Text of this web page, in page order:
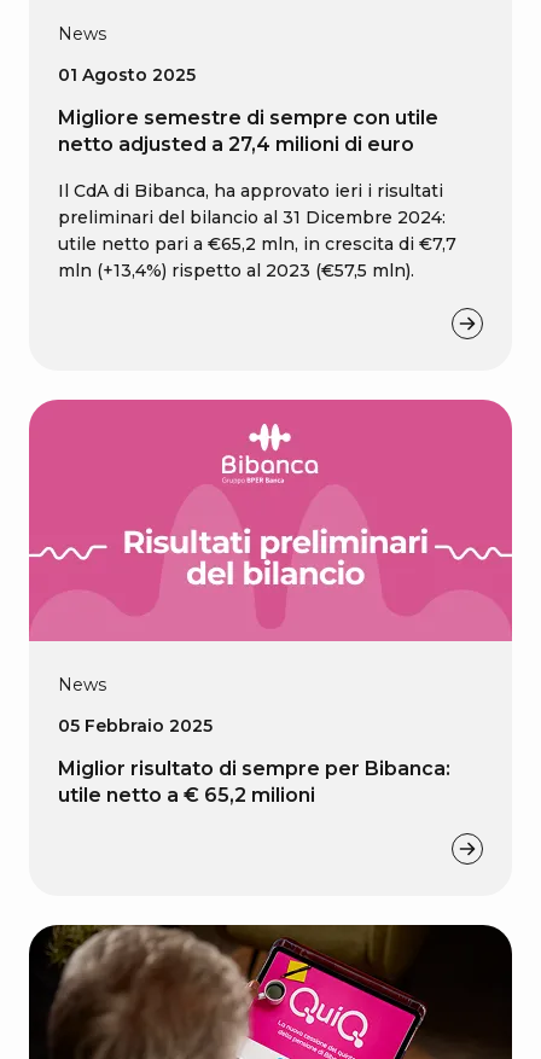
News
01 Agosto 2025
Migliore semestre di sempre con utile
netto adjusted a 27,4 milioni di euro
Il CdA di Bibanca, ha approvato ieri i risultati
preliminari del bilancio al 31 Dicembre 2024:
utile netto pari a €65,2 mln, in crescita di €7,7
mln (+13,4%) rispetto al 2023 (€57,5 mln).
News
05 Febbraio 2025
Miglior risultato di sempre per Bibanca:
utile netto a € 65,2 milioni